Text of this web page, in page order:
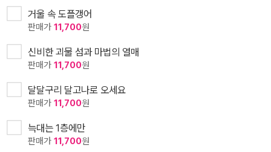
거울 속 도플갱어
판매가 11,700원
신비한 괴물 섬과 마법의 열매
판매가 11,700원
달달구리 달고나로 오세요
판매가 11,700원
늑대는 1층에만
판매가 11,700원